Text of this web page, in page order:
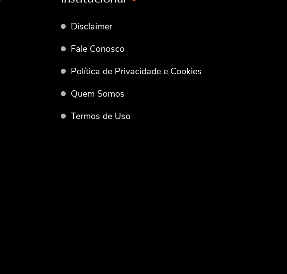
Disclaimer
Fale Conosco
Política de Privacidade e Cookies
Quem Somos
Termos de Uso